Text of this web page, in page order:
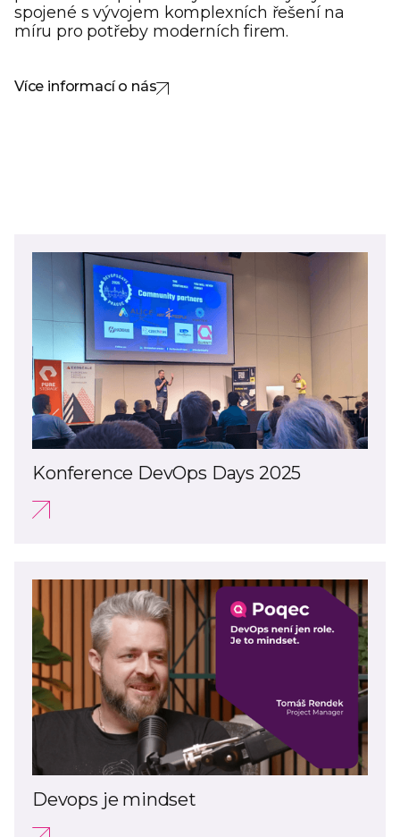
spojené s vývojem komplexních řešení na
míru pro potřeby moderních firem.
Více informací o nás
Konference DevOps Days 2025
Devops je mindset